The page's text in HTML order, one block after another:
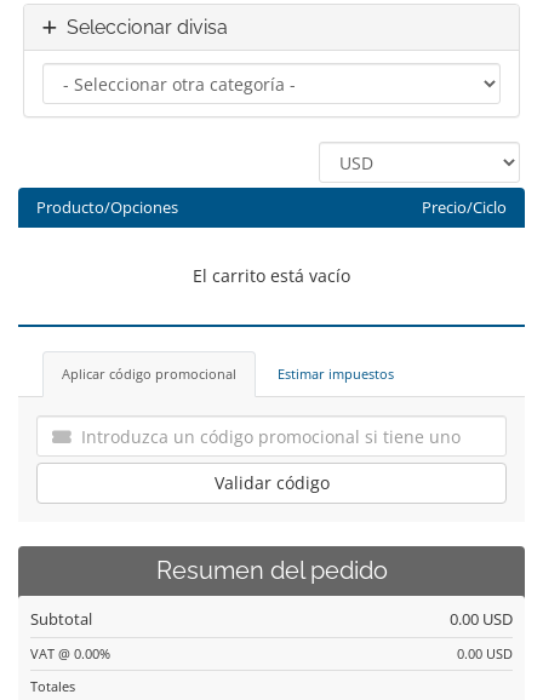
Seleccionar divisa
Producto/Opciones Precio/Ciclo
El carrito está vacío
Aplicar código promocional Estimar impuestos
Validar código
Resumen del pedido
Subtotal 0.00 USD
VAT @ 0.00%
0.00 USD
Totales